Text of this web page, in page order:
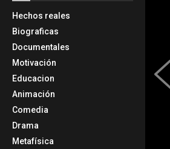
Hechos reales
Biograficas
Documentales
Motivación
Educacion
Animación
Comedia
Drama
Metafísica